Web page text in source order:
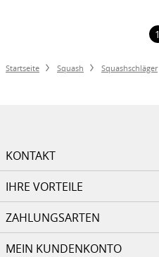
1
Startseite Squash Squashschläger
KONTAKT
IHRE VORTEILE
ZAHLUNGSARTEN
MEIN KUNDENKONTO